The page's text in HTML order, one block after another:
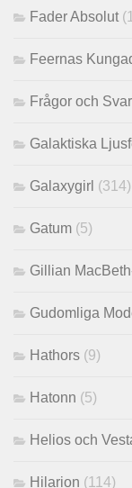
Fader Absolut
Feernas
Frågor och Svar
Galaktiska
Galaxygirl (314)
Gatum (5)
Gillian
Gudomliga
Hathors (9)
Hatonn (5)
Helios och
Hilarion (114)